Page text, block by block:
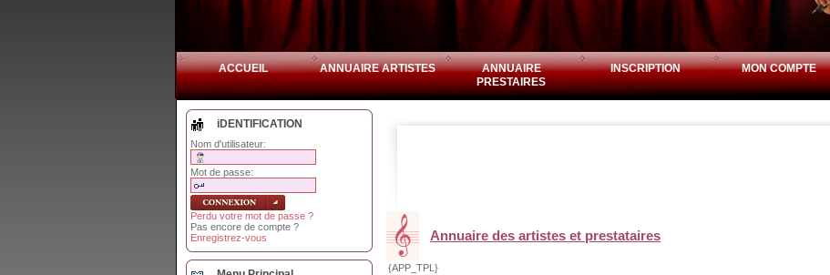
ACCUEIL ANNUAIRE ARTISTES
ANNUAIRE
PRESTAIRES
INSCRIPTION MON COMPTE
iDENTIFICATION
Nom d'utilisateur:
Mot de passe:
Perdu votre mot de passe ?
Pas encore de compte ?
Enregistrez-vous
Annuaire des artistes et prestataires
{APP_TPL}